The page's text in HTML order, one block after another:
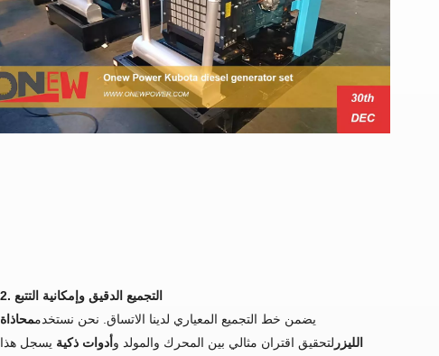
2. التجميع الدقيق وإمكانية التتبع
يضمن خط التجميع المعياري لدينا الاتساق. نحن نستخدممحاذاة
الليزر لتحقيق اقتران مثالي بين المحرك والمولد و أدوات ذكية يسجل هذا